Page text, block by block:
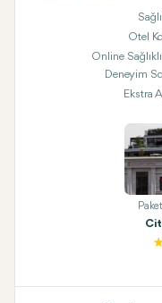
Otel
Online
Deneyim
Ekstra